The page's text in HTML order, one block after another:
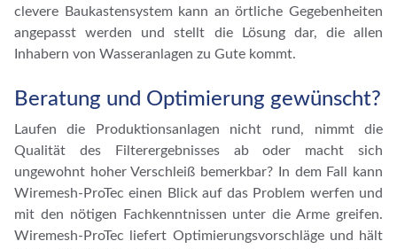
clevere Baukastensystem kann an örtliche Gegebenheiten
angepasst werden und stellt die Lösung dar, die allen
Inhabern von Wasseranlagen zu Gute kommt.
Beratung und Optimierung gewünscht?
Laufen die Produktionsanlagen nicht rund, nimmt die
Qualität des Filterergebnisses ab oder macht sich
ungewohnt hoher Verschleiß bemerkbar? In dem Fall kann
Wiremesh-ProTec einen Blick auf das Problem werfen und
mit den nötigen Fachkenntnissen unter die Arme greifen.
Wiremesh-ProTec liefert Optimierungsvorschläge und hält